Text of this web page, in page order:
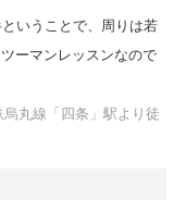
いうことで、周りは若
ーマンレッスンなので
丸線「四条」駅より徒